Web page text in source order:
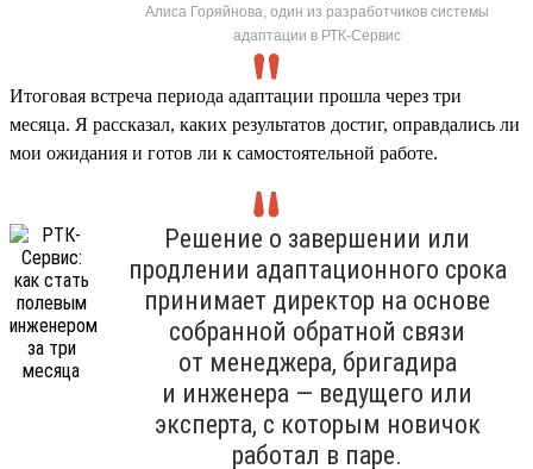
Алиса Горяйнова, один из разработчиков системы
адаптации в РТК-Сервис
Итоговая встреча периода адаптации прошла через три
месяца. Я рассказал, каких результатов достиг, оправдались ли
мои ожидания и готов ли к самостоятельной работе.
Решение о завершении или
продлении адаптационного срока
принимает директор на основе
собранной обратной связи
от менеджера, бригадира
и инженера — ведущего или
эксперта, с которым новичок
работал в паре.